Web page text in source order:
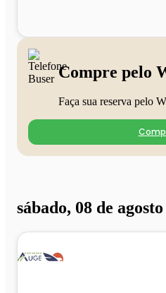
Compre pelo
Faça sua reserva pelo
sábado, 08 de agosto